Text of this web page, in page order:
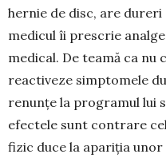
hernie de disc, are
medicul îi prescrie
medical. De tea­mă ca nu
reactiveze simp­to­mele
renunțe la programul lui
efectele sunt contrare
fizic duce la apariția